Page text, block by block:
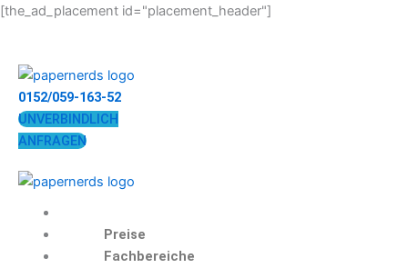
[the_ad_placement id="placement_header"]
Zum
0152/059-163-52
UNVERBINDLICH
ANFRAGEN
Preise
Fachbereiche